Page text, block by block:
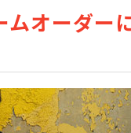
ムオーダー